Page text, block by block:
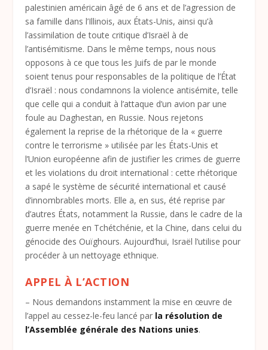
palestinien américain âgé de 6 ans et de l’agression de
sa famille dans l’Illinois, aux États-Unis, ainsi qu’à
l’assimilation de toute critique d’Israël à de
l’antisémitisme. Dans le même temps, nous nous
opposons à ce que tous les Juifs de par le monde
soient tenus pour responsables de la politique de l’État
d’Israël : nous condamnons la violence antisémite, telle
que celle qui a conduit à l’attaque d’un avion par une
foule au Daghestan, en Russie. Nous rejetons
également la reprise de la rhétorique de la « guerre
contre le terrorisme » utilisée par les États-Unis et
l’Union européenne afin de justifier les crimes de guerre
et les violations du droit international : cette rhétorique
a sapé le système de sécurité international et causé
d’innombrables morts. Elle a, en sus, été reprise par
d’autres États, notamment la Russie, dans le cadre de la
guerre menée en Tchétchénie, et la Chine, dans celui du
génocide des Ouïghours. Aujourd’hui, Israël l’utilise pour
procéder à un nettoyage ethnique.
APPEL À L’ACTION
– Nous demandons instamment la mise en œuvre de
l’appel au cessez-le-feu lancé par la résolution de
l’Assemblée générale des Nations unies.